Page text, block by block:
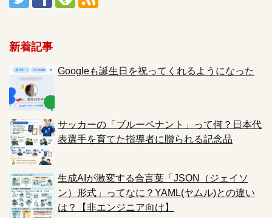
新着記事
Googleも誕生日を祝ってくれるようになった
サッカーの「ブルーペナント」って何？日本代
表選手を育てた指導者に贈られる記念品
生成AIが激変する合言葉「JSON（ジェイソ
ン）形式」ってなに？YAML(ヤムル)との違い
は？【非エンジニア向け】